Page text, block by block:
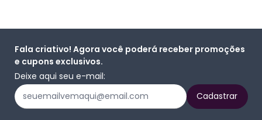
Fala criativo! Agora você poderá receber promoções
e cupons exclusivos.
Deixe aqui seu e-mail: